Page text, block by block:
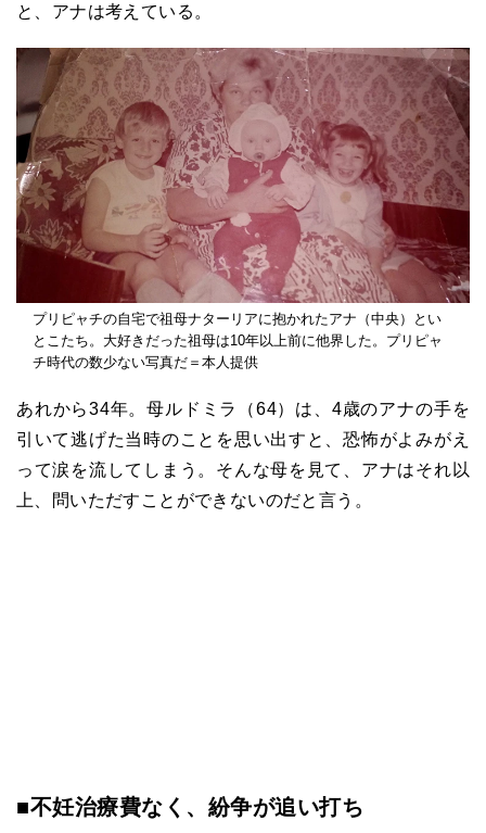
と、アナは考えている。
プリピャチの自宅で祖母ナターリアに抱かれたアナ（中央）とい
とこたち。大好きだった祖母は10年以上前に他界した。プリピャ
チ時代の数少ない写真だ＝本人提供
あれから34年。母ルドミラ（64）は、4歳のアナの手を
引いて逃げた当時のことを思い出すと、恐怖がよみがえ
って涙を流してしまう。そんな母を見て、アナはそれ以
上、問いただすことができないのだと言う。
■不妊治療費なく、紛争が追い打ち